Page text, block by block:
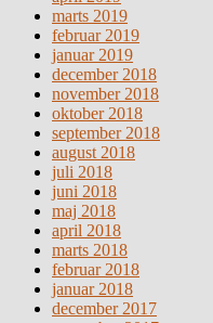
marts 2019
februar 2019
januar 2019
december 2018
november 2018
oktober 2018
september 2018
august 2018
juli 2018
juni 2018
maj 2018
april 2018
marts 2018
februar 2018
januar 2018
december 2017